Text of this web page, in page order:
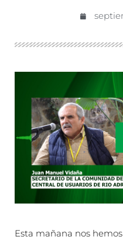
Esta mañana nos